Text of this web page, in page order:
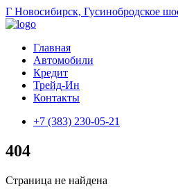
Г Новосибирск, Гусинобродское
Главная
Автомобили
Кредит
Трейд-Ин
Контакты
+7 (383) 230-05-21
404
Страница не найдена